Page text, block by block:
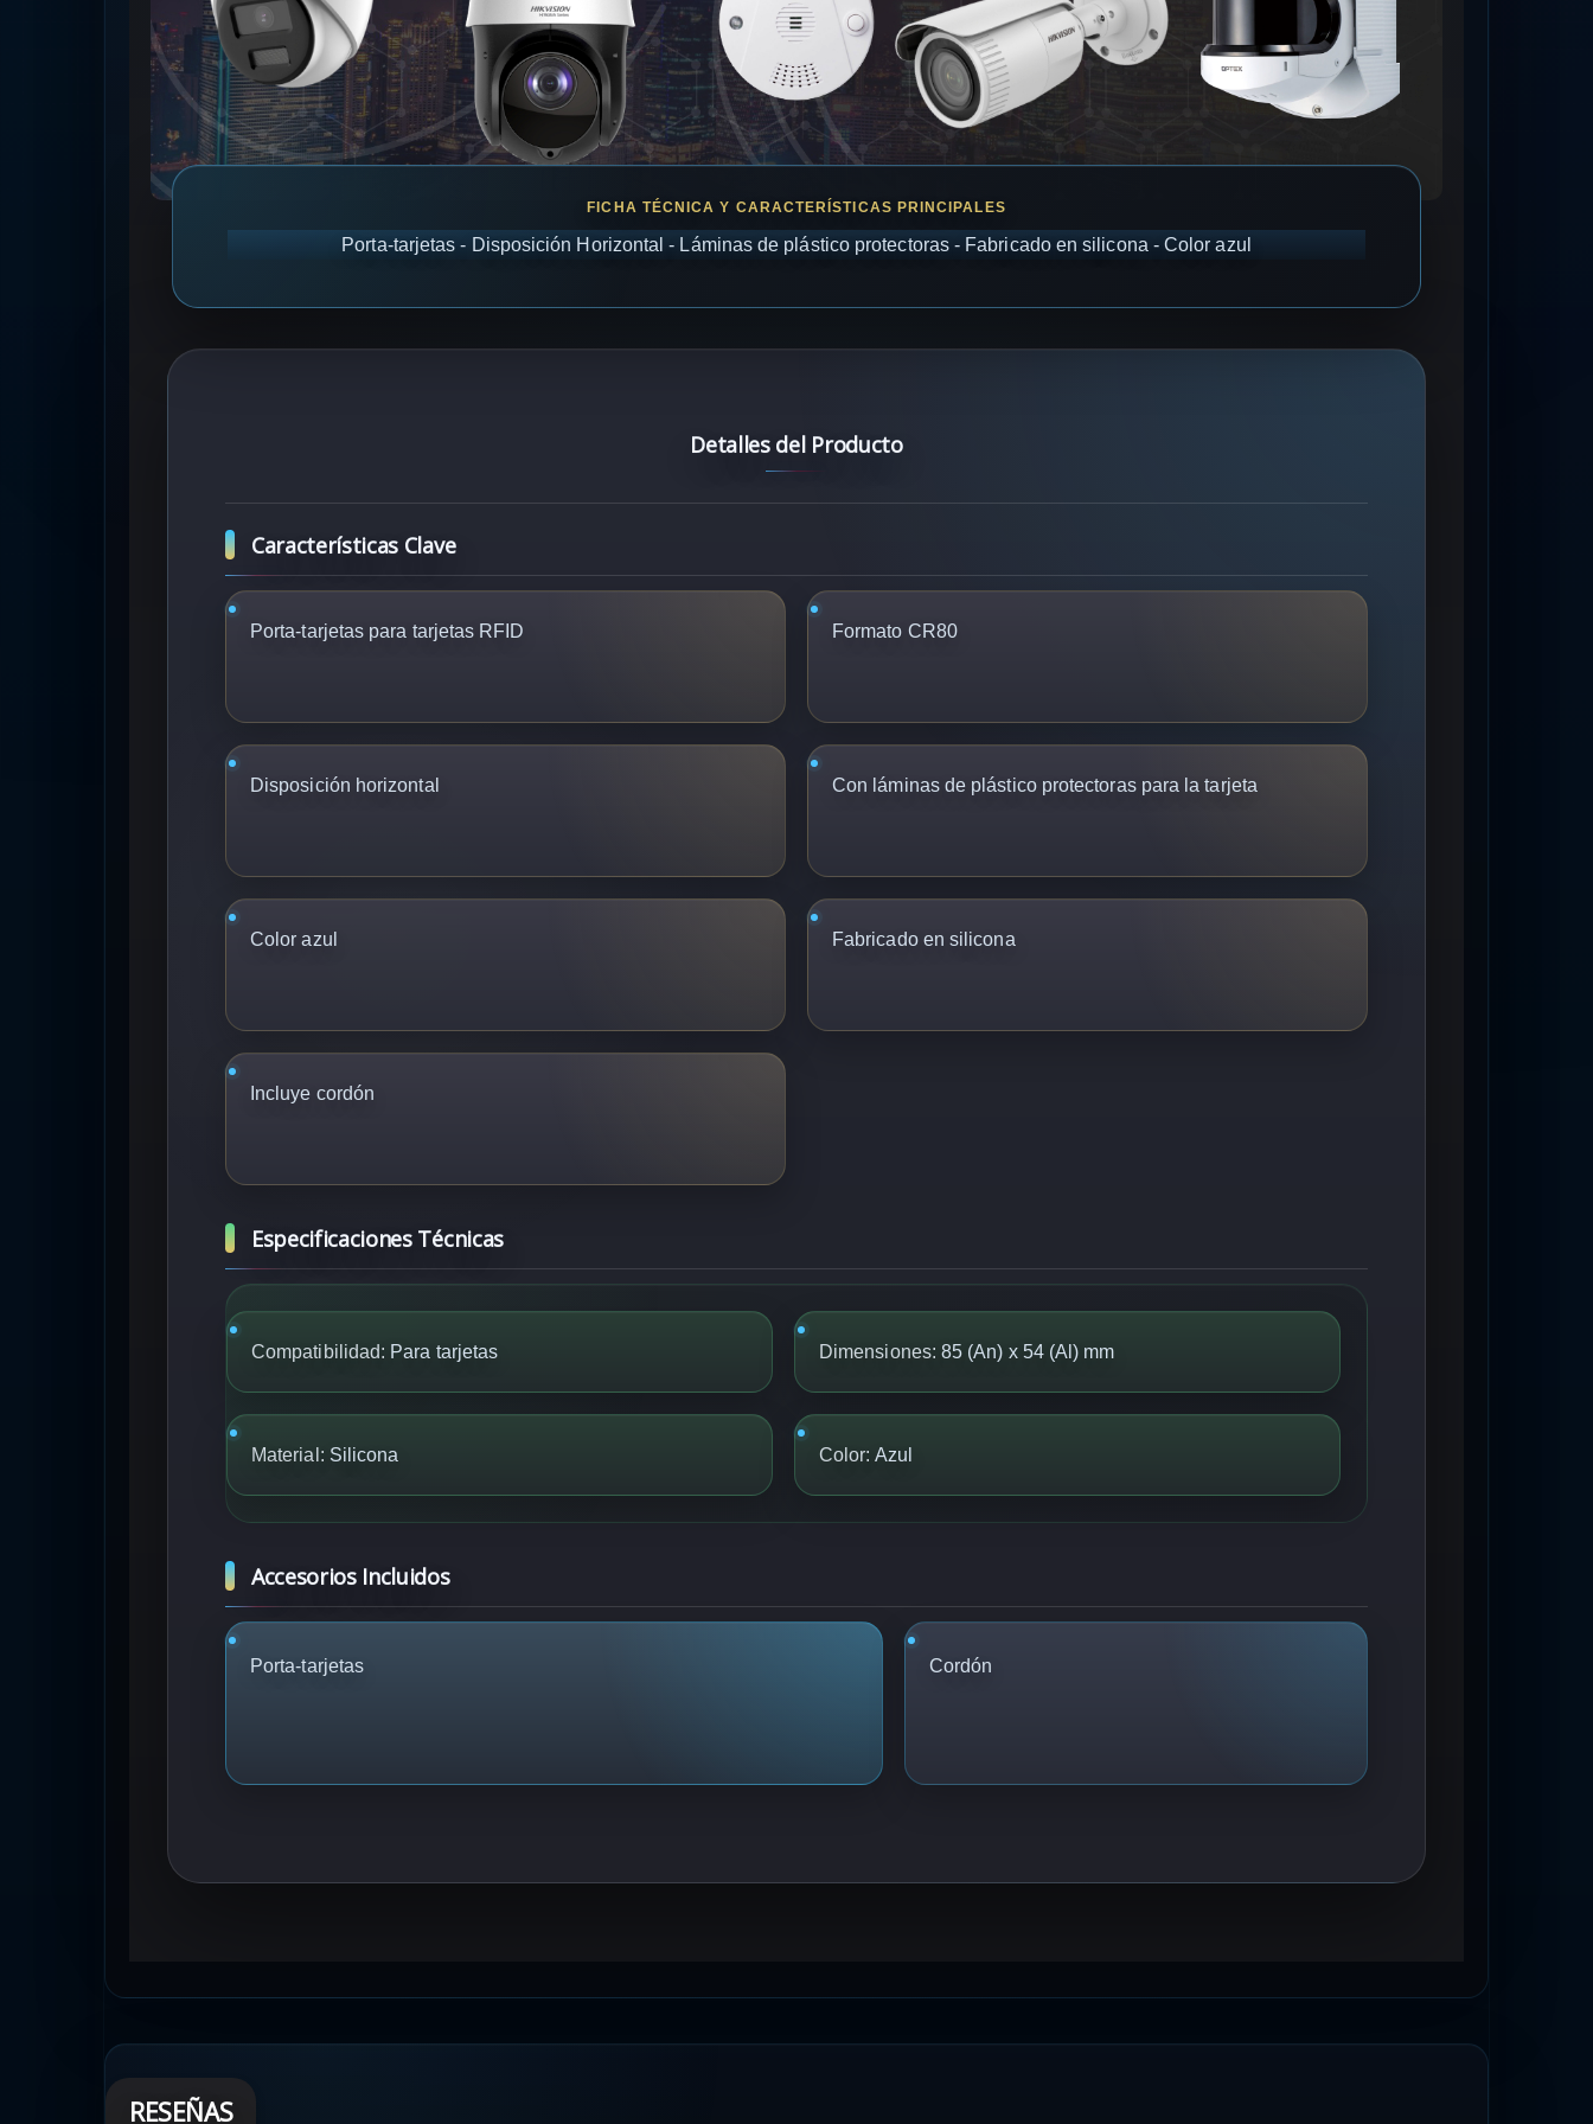
Porta-tarjetas - Disposición Horizontal - Láminas de plástico protectoras - Fabricado en silicona - Color azul
Detalles del Producto
Características Clave
Porta-tarjetas para tarjetas RFID Formato CR80
Disposición horizontal Con láminas de plástico protectoras para la tarjeta
Color azul Fabricado en silicona
Incluye cordón
Especificaciones Técnicas
Compatibilidad: Para tarjetas Dimensiones: 85 (An) x 54 (Al) mm
Material: Silicona Color: Azul
Accesorios Incluidos
Porta-tarjetas Cordón
RESEÑAS